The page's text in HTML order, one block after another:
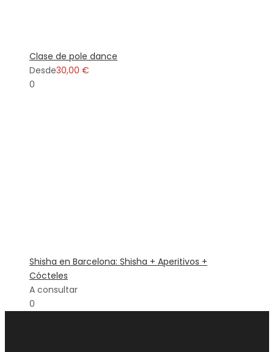
Clase de pole dance
Desde30,00 €
0
Shisha en Barcelona: Shisha + Aperitivos +
Cócteles
A consultar
0